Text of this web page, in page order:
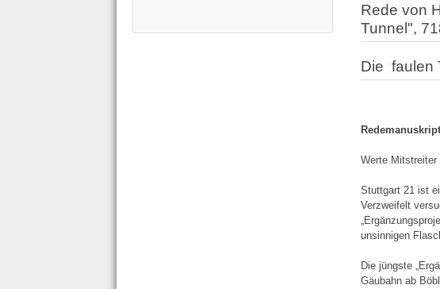
Rede von
Tunnel",
Die faulen
Redemanuskript
Werte
Stuttgart 21 ist
Verzweifelt
unsinnigen
Die jüngste
Gäubahn ab